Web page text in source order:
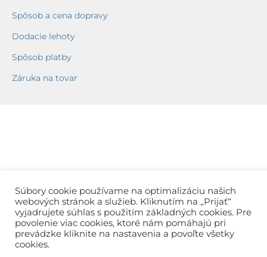
Spôsob a cena dopravy
Dodacie lehoty
Spôsob platby
Záruka na tovar
Súbory cookie používame na optimalizáciu našich
webových stránok a služieb. Kliknutím na „Prijať“
vyjadrujete súhlas s použitím základných cookies. Pre
povolenie viac cookies, ktoré nám pomáhajú pri
prevádzke kliknite na nastavenia a povoľte všetky
cookies.